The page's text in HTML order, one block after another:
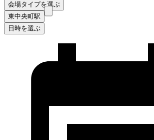
会場タイプを選ぶ
東中央町駅
日時を選ぶ